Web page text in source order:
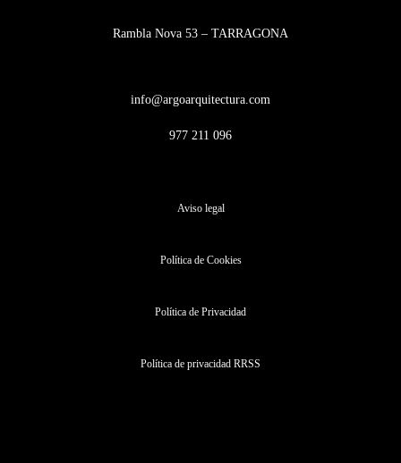
Rambla Nova 53 – TARRAGONA
info@argoarquitectura.com
977 211 096
Aviso legal
Política de Cookies
Política de Privacidad
Política de privacidad RRSS